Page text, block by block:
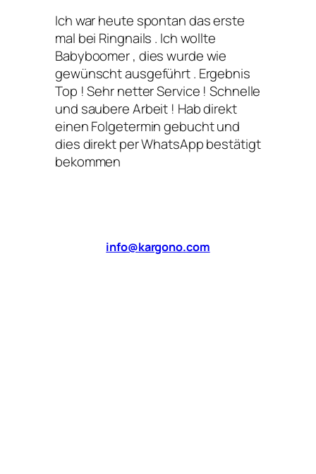
Ich war heute spontan das erste
mal bei Ringnails . Ich wollte
Babyboomer , dies wurde wie
gewünscht ausgeführt . Ergebnis
Top ! Sehr netter Service ! Schnelle
und saubere Arbeit ! Hab direkt
einen Folgetermin gebucht und
dies direkt per WhatsApp bestätigt
bekommen
info@kargono.com